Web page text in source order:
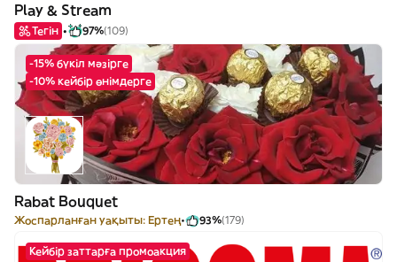
Play & Stream
Тегін 97%(109)
-15% бүкіл мәзірге
-10% кейбір өнімдерге
Rabat Bouquet
Жоспарланған уақыты: Ертең 93%(179)
Кейбір заттарға промоакция